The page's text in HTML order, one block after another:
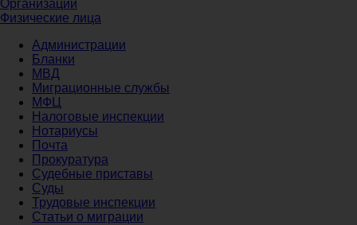
Организации
Физические лица
Администрации
Бланки
МВД
Миграционные службы
МФЦ
Налоговые инспекции
Нотариусы
Почта
Прокуратура
Судебные приставы
Суды
Трудовые инспекции
Статьи о миграции